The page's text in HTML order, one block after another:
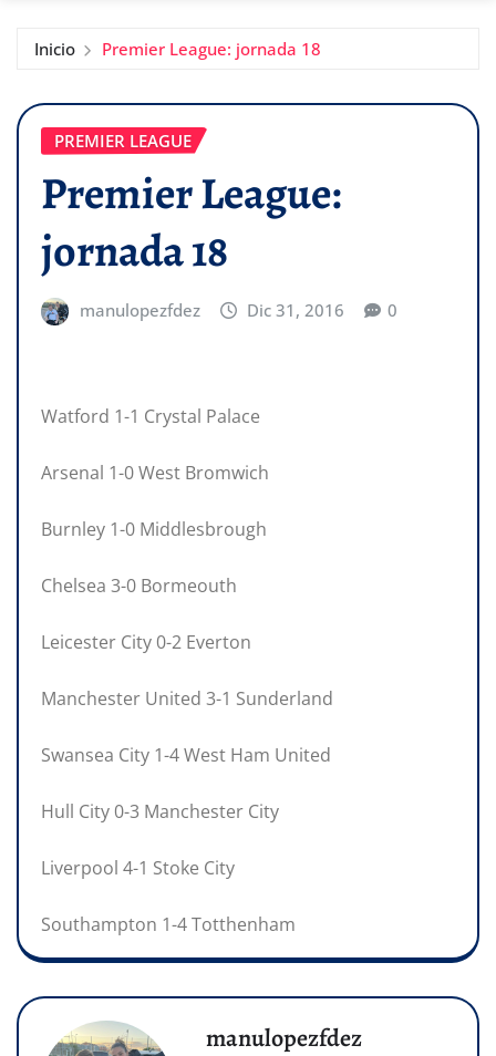
Inicio Premier League: jornada 18
PREMIER LEAGUE
Premier League:
jornada 18
manulopezfdez Dic 31, 2016 0
Watford 1-1 Crystal Palace
Arsenal 1-0 West Bromwich
Burnley 1-0 Middlesbrough
Chelsea 3-0 Bormeouth
Leicester City 0-2 Everton
Manchester United 3-1 Sunderland
Swansea City 1-4 West Ham United
Hull City 0-3 Manchester City
Liverpool 4-1 Stoke City
Southampton 1-4 Totthenham
manulopezfdez